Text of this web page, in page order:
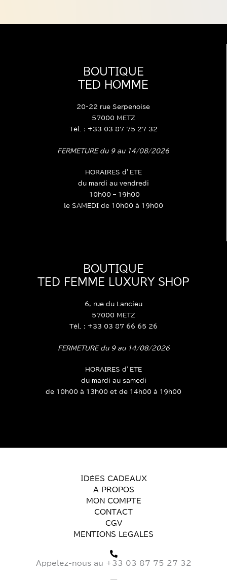
BOUTIQUE
TED HOMME
20-22 rue Serpenoise
57000 METZ
Tél. : +33 03 87 75 27 32
FERMETURE du 9 au 14/08/2026
HORAIRES d’ETE
du mardi au vendredi
10h00 – 19h00
le SAMEDI de 10h00 à 19h00
BOUTIQUE
TED FEMME LUXURY SHOP
6, rue du Lancieu
57000 METZ
Tél. : +33 03 87 66 65 26
FERMETURE du 9 au 14/08/2026
HORAIRES d’ETE
du mardi au samedi
de 10h00 à 13h00 et de 14h00 à 19h00
IDÉES CADEAUX
A PROPOS
MON COMPTE
CONTACT
CGV
MENTIONS LÉGALES
Appelez-nous au +33 03 87 75 27 32